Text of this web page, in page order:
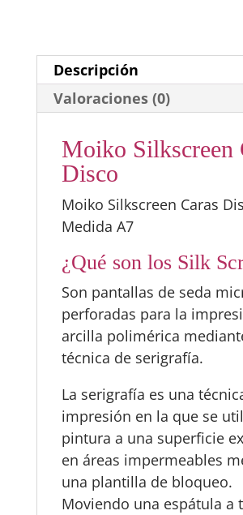
Descripción
Valoraciones (0)
Moiko Silkscreen
Disco
Moiko Silkscreen Caras
Medida A7
¿Qué son los Silk
Son pantallas de seda
perforadas para la
arcilla polimérica
técnica de serigrafía.
La serigrafía es una
impresión en la que se
pintura a una superficie
en áreas impermeables
una plantilla de bloqueo.
Moviendo una espátula a